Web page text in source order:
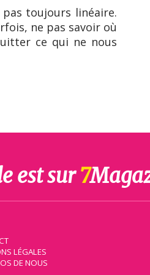
toujours linéaire.
ne pas savoir où
ce qui ne nous
est sur7
LÉGALES
DE NOUS